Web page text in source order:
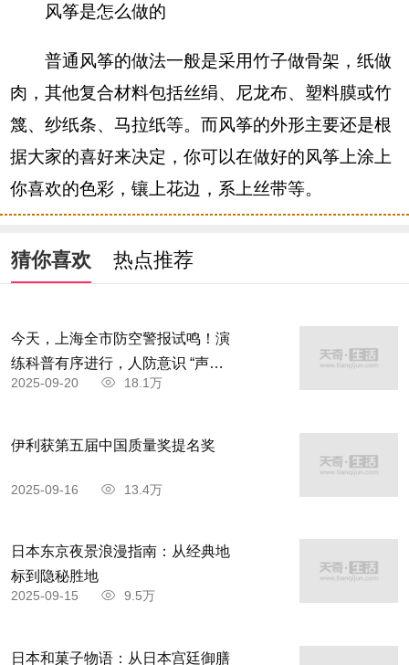
风筝是怎么做的
普通风筝的做法一般是采用竹子做骨架，纸做
肉，其他复合材料包括丝绢、尼龙布、塑料膜或竹
篾、纱纸条、马拉纸等。而风筝的外形主要还是根
据大家的喜好来决定，你可以在做好的风筝上涂上
你喜欢的色彩，镶上花边，系上丝带等。
猜你喜欢 热点推荐
今天，上海全市防空警报试鸣！演
练科普有序进行，人防意识 “声入
人心”
2025-09-20 18.1万
伊利获第五届中国质量奖提名奖
2025-09-16 13.4万
日本东京夜景浪漫指南：从经典地
标到隐秘胜地
2025-09-15 9.5万
日本和菓子物语：从日本宫廷御膳